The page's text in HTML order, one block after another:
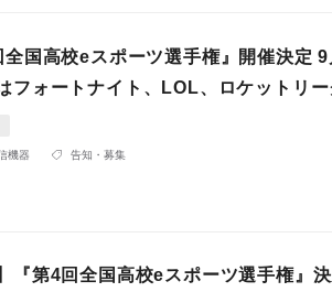
国高校eスポーツ選手権』開催決定
ォートナイト、LOL、ロケットリー
機器 告知・募集
『第4回全国高校eスポーツ選手権』